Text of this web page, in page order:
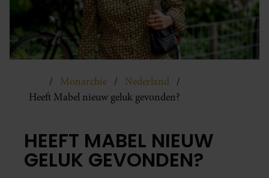
Monarchie
Nederland
Heeft Mabel nieuw geluk gevonden?
HEEFT MABEL NIEUW
GELUK GEVONDEN?